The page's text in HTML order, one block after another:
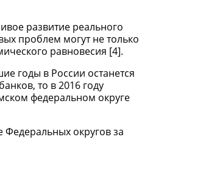
развитие реального
проблем могут не только
равновесия [4].
годы в России останется
то в 2016 году
федеральном округе
округов за